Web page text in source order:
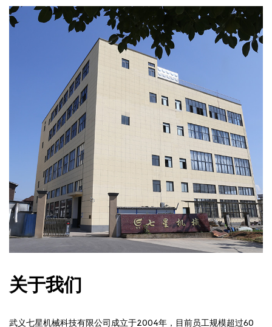
关于我们
武义七星机械科技有限公司成立于2004年，目前员工规模超过60